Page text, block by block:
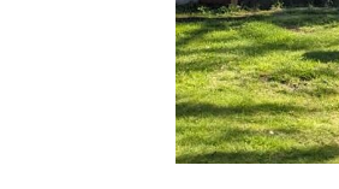
saunomiskerran kortti
120€
275€ / 115€
695€ / 275€